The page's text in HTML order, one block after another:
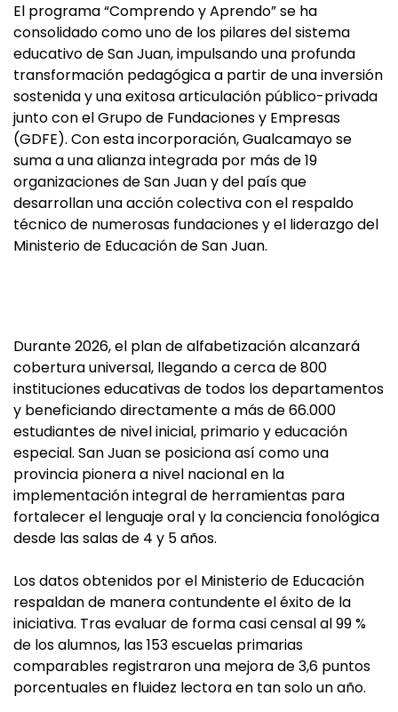
El programa “Comprendo y Aprendo” se ha
consolidado como uno de los pilares del sistema
educativo de San Juan, impulsando una profunda
transformación pedagógica a partir de una inversión
sostenida y una exitosa articulación público-privada
junto con el Grupo de Fundaciones y Empresas
(GDFE). Con esta incorporación, Gualcamayo se
suma a una alianza integrada por más de 19
organizaciones de San Juan y del país que
desarrollan una acción colectiva con el respaldo
técnico de numerosas fundaciones y el liderazgo del
Ministerio de Educación de San Juan.
Durante 2026, el plan de alfabetización alcanzará
cobertura universal, llegando a cerca de 800
instituciones educativas de todos los departamentos
y beneficiando directamente a más de 66.000
estudiantes de nivel inicial, primario y educación
especial. San Juan se posiciona así como una
provincia pionera a nivel nacional en la
implementación integral de herramientas para
fortalecer el lenguaje oral y la conciencia fonológica
desde las salas de 4 y 5 años.
Los datos obtenidos por el Ministerio de Educación
respaldan de manera contundente el éxito de la
iniciativa. Tras evaluar de forma casi censal al 99 %
de los alumnos, las 153 escuelas primarias
comparables registraron una mejora de 3,6 puntos
porcentuales en fluidez lectora en tan solo un año.